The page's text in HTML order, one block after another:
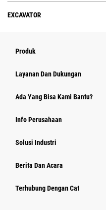
EXCAVATOR
Produk
Layanan Dan Dukungan
Ada Yang Bisa Kami Bantu?
Info Perusahaan
Solusi Industri
Berita Dan Acara
Terhubung Dengan Cat